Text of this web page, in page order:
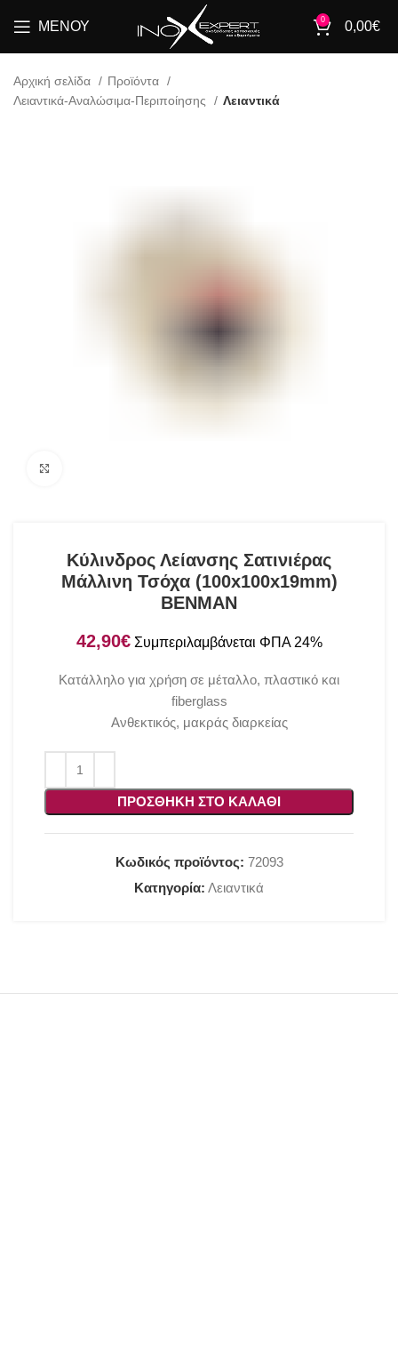
ΜΕΝΟΎ 0 0,00€
Αρχική σελίδα
Προϊόντα
Λειαντικά-Αναλώσιμα-Περιποίησης
Λειαντικά
Κύλινδρος Λείανσης Σατινιέρας
Μάλλινη Τσόχα (100x100x19mm)
BENMAN
€
Κατάλληλο για χρήση σε μέταλλο, πλαστικό και
fiberglass
Ανθεκτικός, μακράς διαρκείας
ΠΡΟΣΘΉΚΗ ΣΤΟ ΚΑΛΆΘΙ
Κωδικός προϊόντος: 72093
Κατηγορία: Λειαντικά